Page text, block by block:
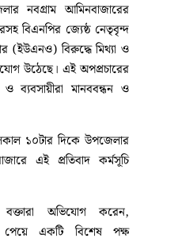
নবগ্রাম আমিনবাজারের
বিএনপির জ্যেষ্ঠ নেতৃবৃন্দ
(ইউএনও) বিরুদ্ধে মিথ্যা ও
উঠেছে। এই অপপ্রচারের
ও ব্যবসায়ীরা মানববন্ধন ও
১০টার দিকে উপজেলার
এই প্রতিবাদ কর্মসূচি
অভিযোগ করেন,
পেয়ে একটি বিশেষ পক্ষ